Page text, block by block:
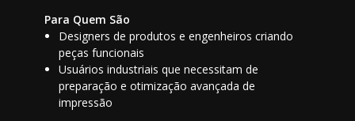
Para Quem São
Designers de produtos e engenheiros criando
peças funcionais
Usuários industriais que necessitam de
preparação e otimização avançada de
impressão